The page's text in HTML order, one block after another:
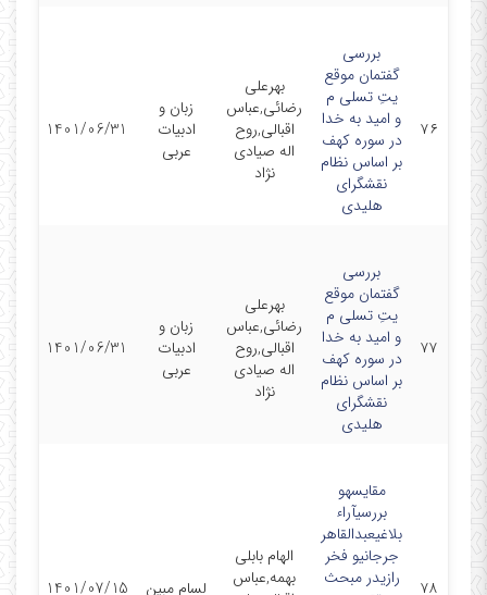
۷۶
بررسی
گفتمان موقع
یتِ تسلی م
و امید به خدا
در سوره کهف
بر اساس نظام
نقشگرای
هلیدی
بهرعلی
رضائی,عباس
اقبالی,روح
اله صیادی
نژاد
زبان و
ادبیات
عربی
1401/06/31
۷۷
بررسی
گفتمان موقع
یتِ تسلی م
و امید به خدا
در سوره کهف
بر اساس نظام
نقشگرای
هلیدی
بهرعلی
رضائی,عباس
اقبالی,روح
اله صیادی
نژاد
زبان و
ادبیات
عربی
1401/06/31
۷۸
مقایسهو
بررسیآراء
بلاغیعبدالقاهر
جرجانیو فخر
رازیدر مبحث
الهام بابلی
بهمه,عباس
لسام مبین 1401/07/15